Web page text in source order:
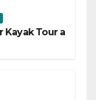
Kayak Tour a